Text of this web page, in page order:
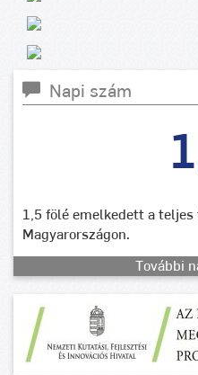
Napi szám
1,5 fölé emelkedett a
Magyarországon.
További